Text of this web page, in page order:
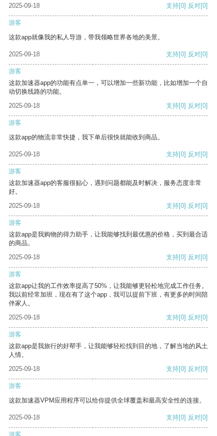
2025-09-18
支持[0] 反对[0]
游客
这款app就像我的私人导游，带我领略世界各地的美景。
2025-09-18 支持[0] 反对[0]
游客
这款加速器app的功能有点单一，可以增加一些新功能，比如增加一个自
动切换线路的功能。
2025-09-18
支持[0] 反对[0]
游客
这款app的物流非常快捷，我下单后很快就能收到商品。
2025-09-18 支持[0] 反对[0]
游客
这款加速器app的客服很贴心，遇到问题都能及时解决，服务态度非常
好。
2025-09-18
支持[0] 反对[0]
游客
这款app是我购物的得力助手，让我能够找到最优惠的价格，买到最合适
的商品。
2025-09-18
支持[0] 反对[0]
游客
这款app让我的工作效率提高了50%，让我能够更轻松地完成工作任务。
我以前经常加班，现在有了这个app，我可以提前下班，有更多的时间陪
伴家人。
2025-09-18
支持[0] 反对[0]
游客
这款app是我旅行的好帮手，让我能够轻松找到目的地，了解当地的风土
人情。
2025-09-18
支持[0] 反对[0]
游客
这款加速器VPM应用程序可以给你提供全球覆盖和最高安全性的连接。
2025-09-18 支持[0] 反对[0]
游客